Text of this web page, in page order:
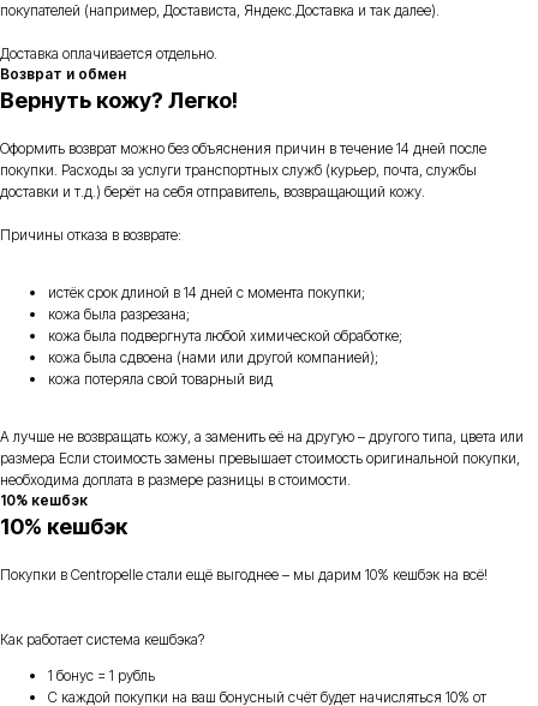
покупателей (например, Достависта, Яндекс.Доставка и так далее).
Доставка оплачивается отдельно.
Возврат и обмен
Вернуть кожу? Легко!
Оформить возврат можно без объяснения причин в течение 14 дней после
покупки. Расходы за услуги транспортных служб (курьер, почта, службы
доставки и т.д.) берёт на себя отправитель, возвращающий кожу.
Причины отказа в возврате:
истёк срок длиной в 14 дней с момента покупки;
кожа была разрезана;
кожа была подвергнута любой химической обработке;
кожа была сдвоена (нами или другой компанией);
кожа потеряла свой товарный вид
А лучше не возвращать кожу, а заменить её на другую – другого типа, цвета или
размера Если стоимость замены превышает стоимость оригинальной покупки,
необходима доплата в размере разницы в стоимости.
10% кешбэк
10% кешбэк
Покупки в Centropelle стали ещё выгоднее – мы дарим 10% кешбэк на всё!
Как работает система кешбэка?
1 бонус = 1 рубль
С каждой покупки на ваш бонусный счёт будет начисляться 10% от